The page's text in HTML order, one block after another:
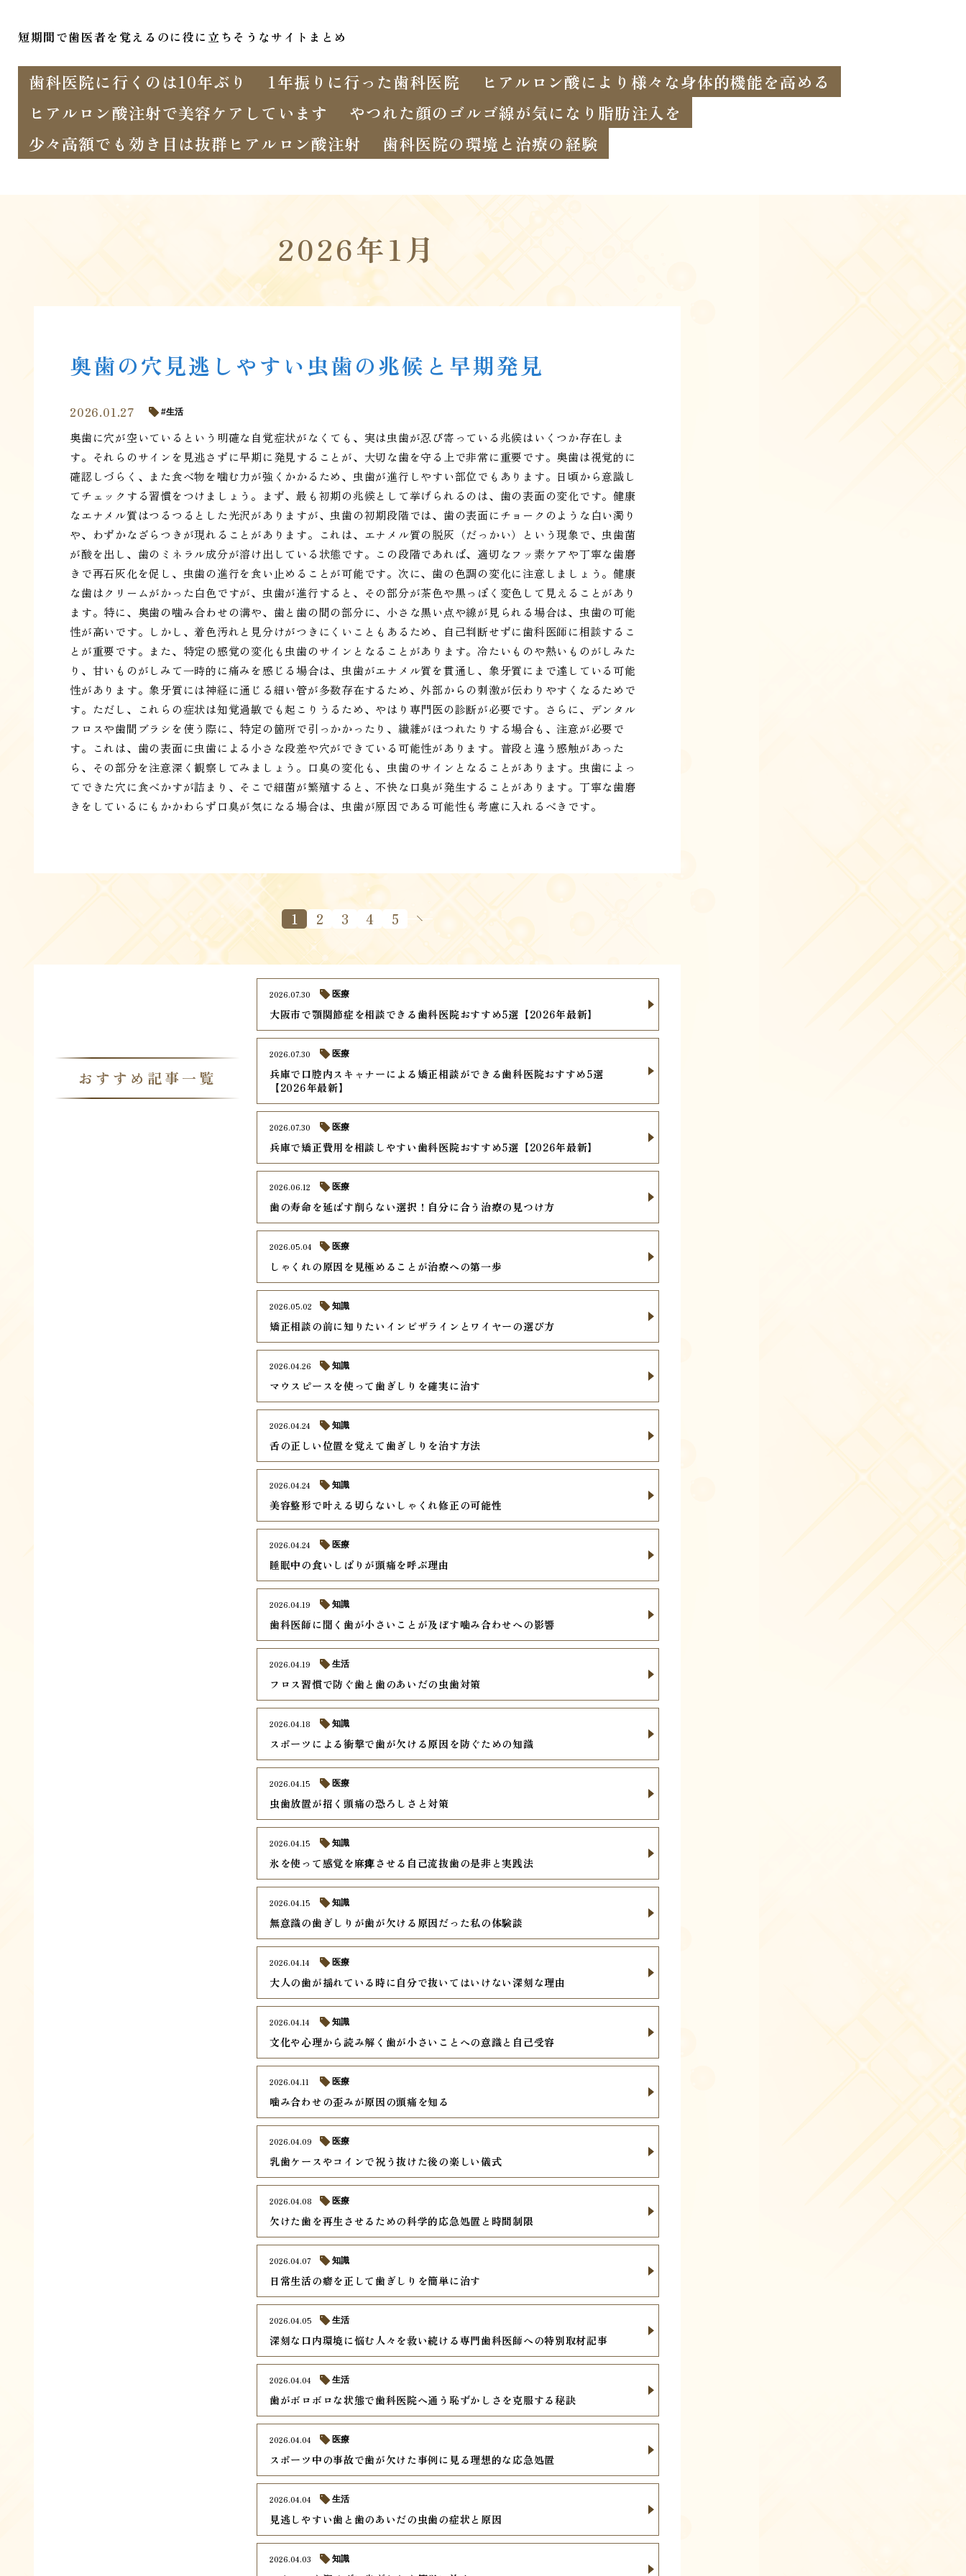
短期間で歯医者を覚えるのに役に立ちそうなサイトまとめ
歯科医院に行くのは10年ぶり 1年振りに行った歯科医院
ヒアルロン酸により様々な身体的機能を高める
ヒアルロン酸注射で美容ケアしています
やつれた顔のゴルゴ線が気になり脂肪注入を
少々高額でも効き目は抜群ヒアルロン酸注射
歯科医院の環境と治療の経験
2026年1月
奥歯の穴見逃しやすい虫歯の兆候と早期発見
2026.01.27 生活
奥歯に穴が空いているという明確な自覚症状がなくても、実は虫歯が忍び寄っている兆候はいくつか存在しま
す。それらのサインを見逃さずに早期に発見することが、大切な歯を守る上で非常に重要です。奥歯は視覚的に
確認しづらく、また食べ物を噛む力が強くかかるため、虫歯が進行しやすい部位でもあります。日頃から意識し
てチェックする習慣をつけましょう。まず、最も初期の兆候として挙げられるのは、歯の表面の変化です。健康
なエナメル質はつるつるとした光沢がありますが、虫歯の初期段階では、歯の表面にチョークのような白い濁り
や、わずかなざらつきが現れることがあります。これは、エナメル質の脱灰（だっかい）という現象で、虫歯菌
が酸を出し、歯のミネラル成分が溶け出している状態です。この段階であれば、適切なフッ素ケアや丁寧な歯磨
きで再石灰化を促し、虫歯の進行を食い止めることが可能です。次に、歯の色調の変化に注意しましょう。健康
な歯はクリームがかった白色ですが、虫歯が進行すると、その部分が茶色や黒っぽく変色して見えることがあり
ます。特に、奥歯の噛み合わせの溝や、歯と歯の間の部分に、小さな黒い点や線が見られる場合は、虫歯の可能
性が高いです。しかし、着色汚れと見分けがつきにくいこともあるため、自己判断せずに歯科医師に相談するこ
とが重要です。また、特定の感覚の変化も虫歯のサインとなることがあります。冷たいものや熱いものがしみた
り、甘いものがしみて一時的に痛みを感じる場合は、虫歯がエナメル質を貫通し、象牙質にまで達している可能
性があります。象牙質には神経に通じる細い管が多数存在するため、外部からの刺激が伝わりやすくなるためで
す。ただし、これらの症状は知覚過敏でも起こりうるため、やはり専門医の診断が必要です。さらに、デンタル
フロスや歯間ブラシを使う際に、特定の箇所で引っかかったり、繊維がほつれたりする場合も、注意が必要で
す。これは、歯の表面に虫歯による小さな段差や穴ができている可能性があります。普段と違う感触があった
ら、その部分を注意深く観察してみましょう。口臭の変化も、虫歯のサインとなることがあります。虫歯によっ
てできた穴に食べかすが詰まり、そこで細菌が繁殖すると、不快な口臭が発生することがあります。丁寧な歯磨
きをしているにもかかわらず口臭が気になる場合は、虫歯が原因である可能性も考慮に入れるべきです。
1 2 3 4 5
おすすめ記事一覧
大阪市で顎関節症を相談できる歯科医院おすすめ5選【2026年最新】
2026.07.30 医療
兵庫で口腔内スキャナーによる矯正相談ができる歯科医院おすすめ5選
【2026年最新】
2026.07.30 医療
兵庫で矯正費用を相談しやすい歯科医院おすすめ5選【2026年最新】
2026.07.30 医療
歯の寿命を延ばす削らない選択！自分に合う治療の見つけ方
2026.06.12 医療
しゃくれの原因を見極めることが治療への第一歩
2026.05.04 医療
矯正相談の前に知りたいインビザラインとワイヤーの選び方
2026.05.02 知識
マウスピースを使って歯ぎしりを確実に治す
2026.04.26 知識
舌の正しい位置を覚えて歯ぎしりを治す方法
2026.04.24 知識
美容整形で叶える切らないしゃくれ修正の可能性
2026.04.24 知識
睡眠中の食いしばりが頭痛を呼ぶ理由
2026.04.24 医療
歯科医師に聞く歯が小さいことが及ぼす噛み合わせへの影響
2026.04.19 知識
フロス習慣で防ぐ歯と歯のあいだの虫歯対策
2026.04.19 生活
スポーツによる衝撃で歯が欠ける原因を防ぐための知識
2026.04.18 知識
虫歯放置が招く頭痛の恐ろしさと対策
2026.04.15 医療
氷を使って感覚を麻痺させる自己流抜歯の是非と実践法
2026.04.15 知識
無意識の歯ぎしりが歯が欠ける原因だった私の体験談
2026.04.15 知識
大人の歯が揺れている時に自分で抜いてはいけない深刻な理由
2026.04.14 医療
文化や心理から読み解く歯が小さいことへの意識と自己受容
2026.04.14 知識
噛み合わせの歪みが原因の頭痛を知る
2026.04.11 医療
乳歯ケースやコインで祝う抜けた後の楽しい儀式
2026.04.09 医療
欠けた歯を再生させるための科学的応急処置と時間制限
2026.04.08 医療
日常生活の癖を正して歯ぎしりを簡単に治す
2026.04.07 知識
深刻な口内環境に悩む人々を救い続ける専門歯科医師への特別取材記事
2026.04.05 生活
歯がボロボロな状態で歯科医院へ通う恥ずかしさを克服する秘訣
2026.04.04 生活
スポーツ中の事故で歯が欠けた事例に見る理想的な応急処置
2026.04.04 医療
見逃しやすい歯と歯のあいだの虫歯の症状と原因
2026.04.04 生活
2026.04.03 知識